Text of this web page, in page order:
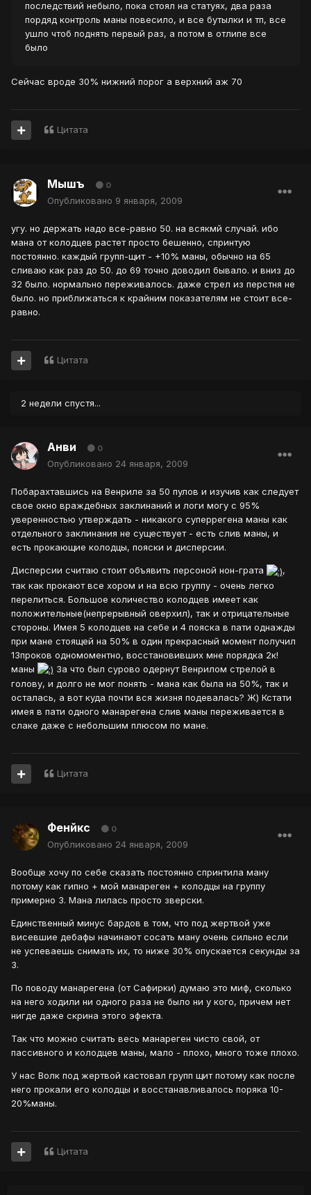
последствий небыло, пока стоял на статуях, два раза
пордяд контроль маны повесило, и все бутылки и тп, все
ушло чтоб поднять первый раз, а потом в отлипе все
было
Сейчас вроде 30% нижний порог а верхний аж 70
Цитата
Мышъ 0
Опубликовано 9 января, 2009
угу. но держать надо все-равно 50. на всякмй случай. ибо
мана от колодцев растет просто бешенно, спринтую
постоянно. каждый групп-щит - +10% маны, обычно на 65
сливаю как раз до 50. до 69 точно доводил бывало. и вниз до
32 было. нормально переживалось. даже стрел из перстня не
было. но приближаться к крайним показателям не стоит все-
равно.
Цитата
2 недели спустя...
Анви 0
Опубликовано 24 января, 2009
Побарахтавшись на Венриле за 50 пулов и изучив как следует
свое окно враждебных заклинаний и логи могу с 95%
уверенностью утверждать - никакого суперрегена маны как
отдельного заклинания не существует - есть слив маны, и
есть прокающие колодцы, пояски и дисперсии.
Дисперсии считаю стоит объявить персоной нон-грата
,
так как прокают все хором и на всю группу - очень легко
перелиться. Большое количество колодцев имеет как
положительные(непрерывный оверхил), так и отрицательные
стороны. Имея 5 колодцев на себе и 4 пояска в пати однажды
при мане стоящей на 50% в один прекрасный момент получил
13проков одномоментно, восстановивших мне порядка 2к!
маны
За что был сурово одернут Венрилом стрелой в
голову, и долго не мог понять - мана как была на 50%, так и
осталась, а вот куда почти вся жизня подевалась? Ж) Кстати
имея в пати одного манарегена слив маны переживается в
слаке даже с небольшим плюсом по мане.
Цитата
Фенйкс 0
Опубликовано 24 января, 2009
Вообще хочу по себе сказать постоянно спринтила ману
потому как гипно + мой манареген + колодцы на группу
примерно 3. Мана лилась просто зверски.
Единственный минус бардов в том, что под жертвой уже
висевшие дебафы начинают сосать ману очень сильно если
не успеваешь снимать их, то ниже 30% опускается секунды за
3.
По поводу манарегена (от Сафирки) думаю это миф, сколько
на него ходили ни одного раза не было ни у кого, причем нет
нигде даже скрина этого эфекта.
Так что можно считать весь манареген чисто свой, от
пассивного и колодцев маны, мало - плохо, много тоже плохо.
У нас Волк под жертвой кастовал групп щит потому как после
него прокали его колодцы и восстанавливалось поряка 10-
20%маны.
Цитата